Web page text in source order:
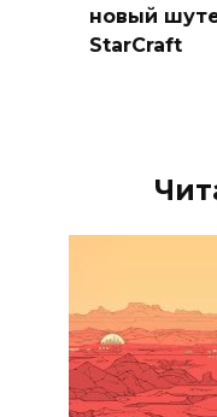
новый
StarCraft